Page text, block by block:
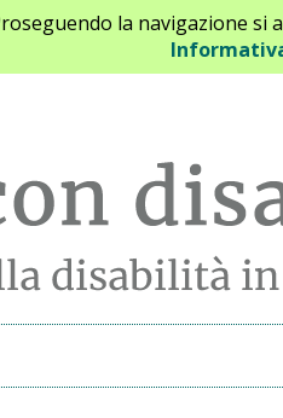
la navigazione